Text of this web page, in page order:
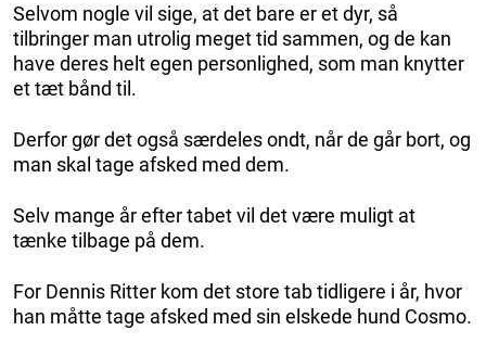
Selvom nogle vil sige, at det bare er et dyr, så
tilbringer man utrolig meget tid sammen, og de kan
have deres helt egen personlighed, som man knytter
et tæt bånd til.
Derfor gør det også særdeles ondt, når de går bort, og
man skal tage afsked med dem.
Selv mange år efter tabet vil det være muligt at
tænke tilbage på dem.
For Dennis Ritter kom det store tab tidligere i år, hvor
han måtte tage afsked med sin elskede hund Cosmo.